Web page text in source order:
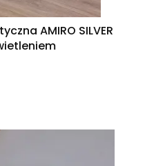
AMIRO SILVER